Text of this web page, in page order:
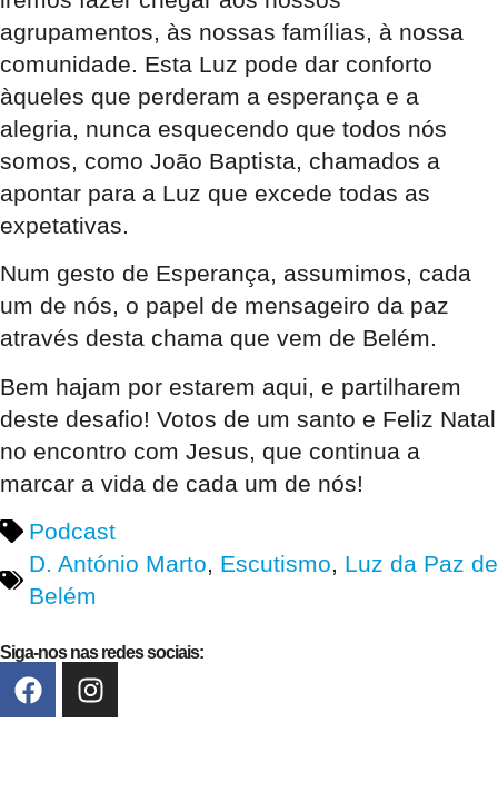
agrupamentos, às nossas famílias, à nossa
comunidade. Esta Luz pode dar conforto
àqueles que perderam a esperança e a
alegria, nunca esquecendo que todos nós
somos, como João Baptista, chamados a
apontar para a Luz que excede todas as
expetativas.
Num gesto de Esperança, assumimos, cada
um de nós, o papel de mensageiro da paz
através desta chama que vem de Belém.
Bem hajam por estarem aqui, e partilharem
deste desafio! Votos de um santo e Feliz Natal
no encontro com Jesus, que continua a
marcar a vida de cada um de nós!
Podcast
D. António Marto, Escutismo, Luz da Paz de
Belém
Siga-nos nas redes sociais: